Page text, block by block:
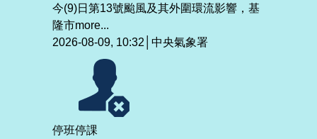
今(9)日第13號颱風及其外圍環流影響，基
隆市more...
2026-08-09, 10:32│中央氣象署
停班停課